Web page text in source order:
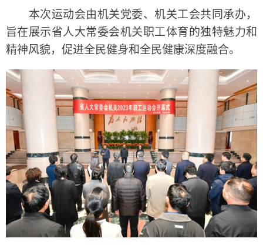
本次运动会由机关党委、机关工会共同承办，
旨在展示省人大常委会机关职工体育的独特魅力和
精神风貌，促进全民健身和全民健康深度融合。